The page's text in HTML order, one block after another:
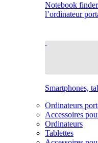
Notebook
l’ordinateur
Smartphones,
Ordinateurs
Accessoires
Ordinateurs
Tablettes